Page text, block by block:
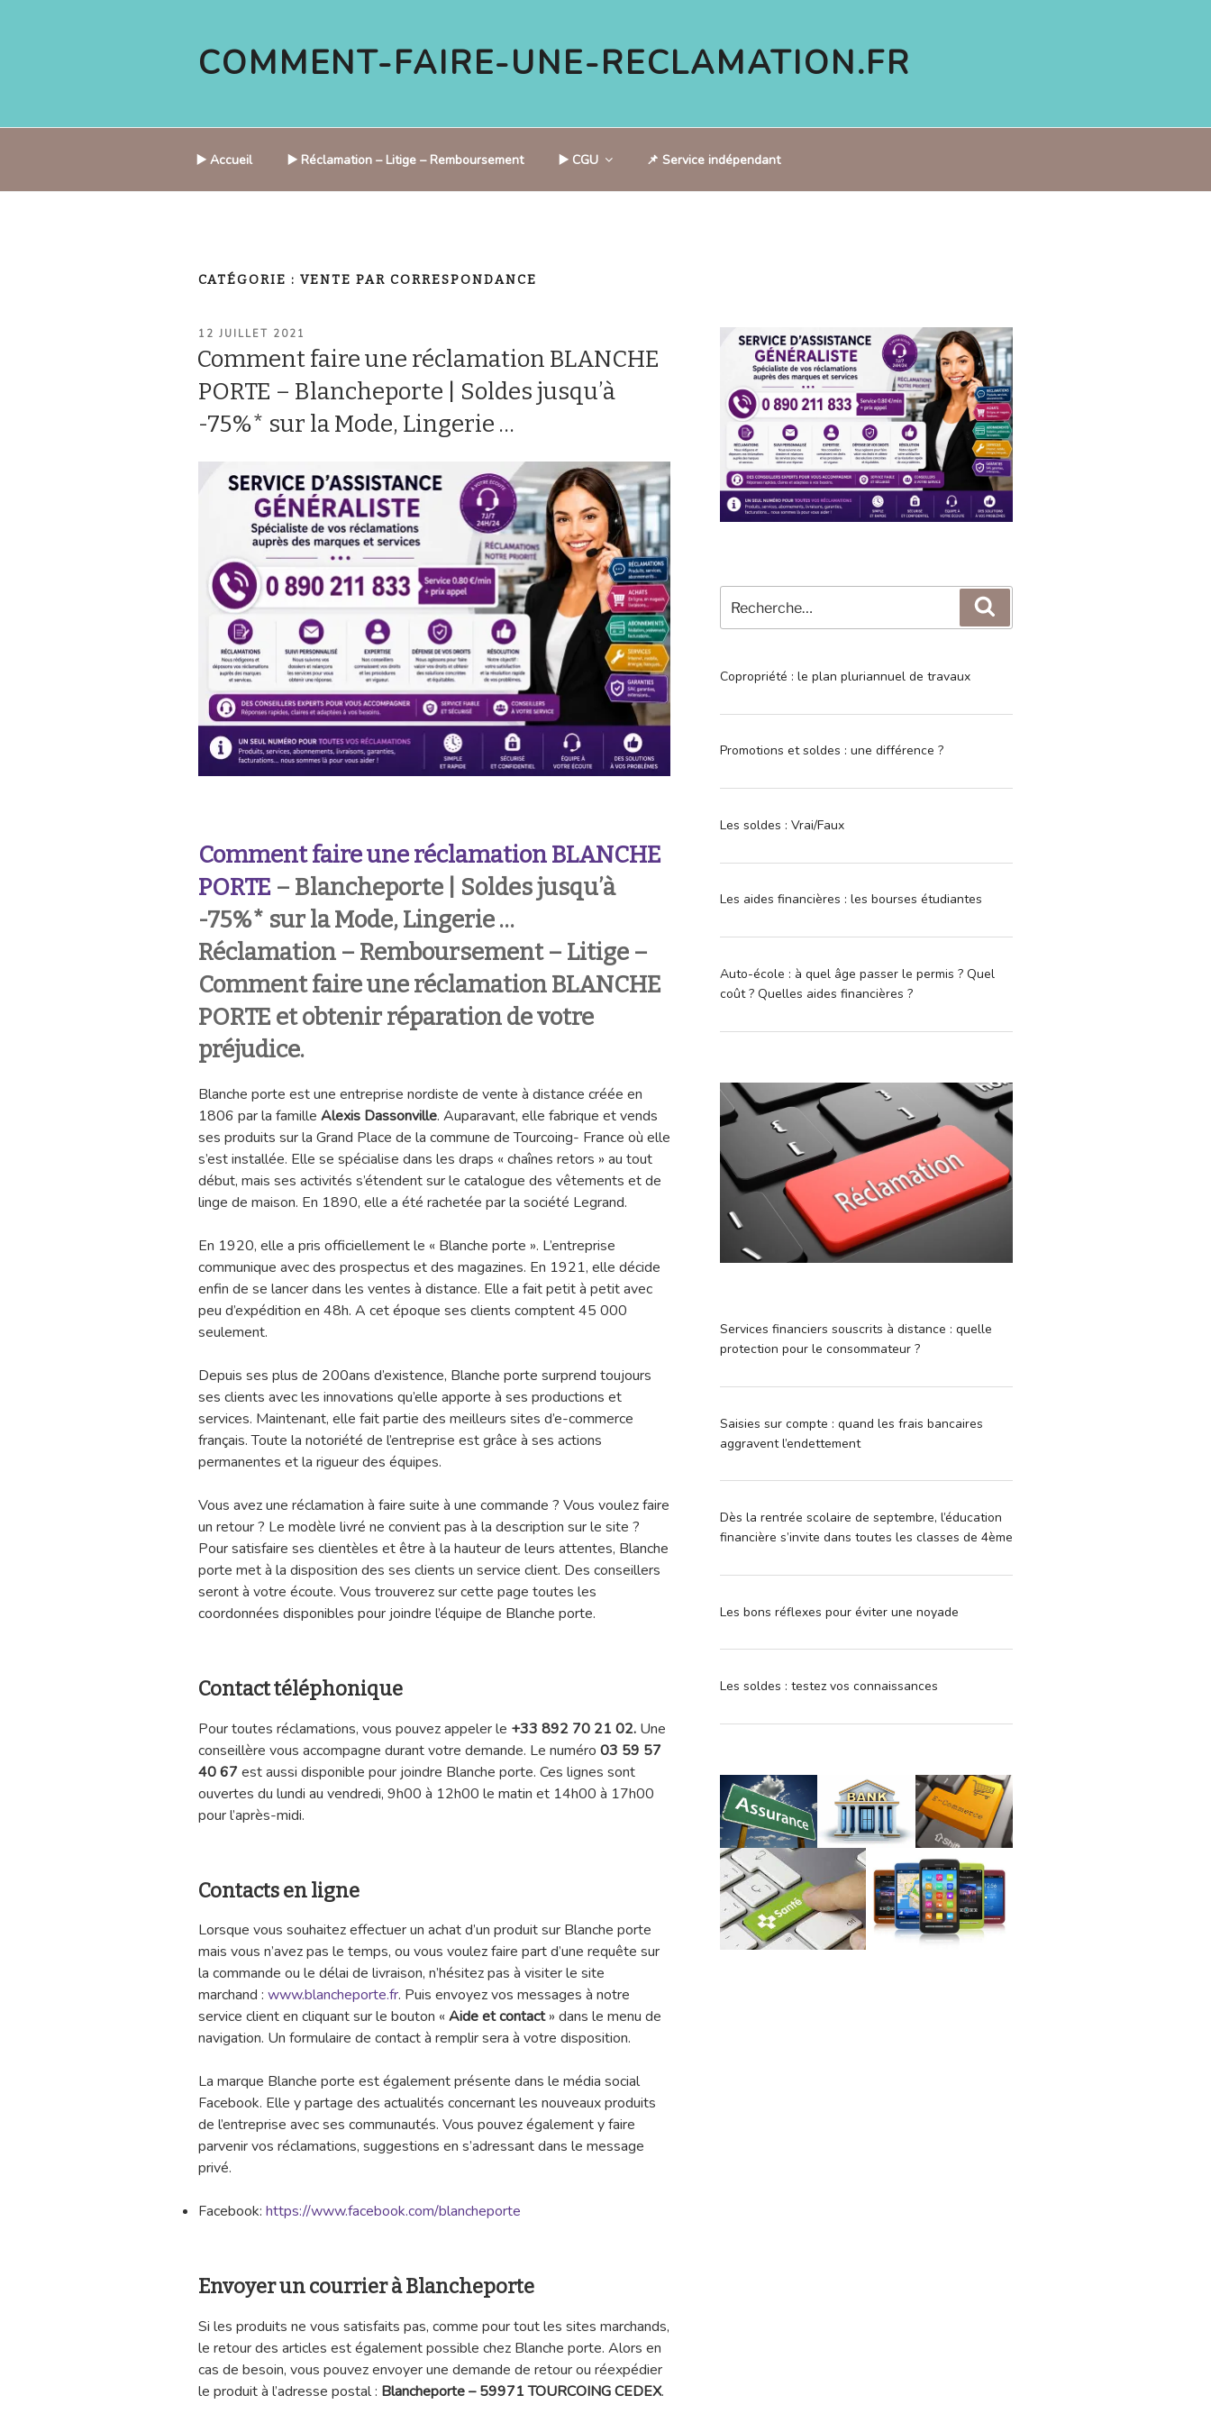
COMMENT-FAIRE-UNE-RECLAMATION.FR
▶️ Accueil ▶️ Réclamation – Litige – Remboursement ▶️ CGU 📌 Service indépendant
CATÉGORIE : VENTE PAR CORRESPONDANCE
PUBLIÉ
12 JUILLET 2021
Comment faire une réclamation BLANCHE
PORTE – Blancheporte | Soldes jusqu’à
-75%* sur la Mode, Lingerie …
Comment faire une réclamationBLANCHE
PORTE – Blancheporte | Soldes jusqu’à
-75%* sur la Mode, Lingerie …
Réclamation – Remboursement – Litige –
Comment faire une réclamation BLANCHE
PORTE et obtenir réparation de votre
préjudice.
Blanche porte est une entreprise nordiste de vente à distance créée en
1806 par la famille Alexis Dassonville. Auparavant, elle fabrique et vends
ses produits sur la Grand Place de la commune de Tourcoing- France où elle
s’est installée. Elle se spécialise dans les draps « chaînes retors » au tout
début, mais ses activités s’étendent sur le catalogue des vêtements et de
linge de maison. En 1890, elle a été rachetée par la société Legrand.
En 1920, elle a pris officiellement le « Blanche porte ». L’entreprise
communique avec des prospectus et des magazines. En 1921, elle décide
enfin de se lancer dans les ventes à distance. Elle a fait petit à petit avec
peu d’expédition en 48h. A cet époque ses clients comptent 45 000
seulement.
Depuis ses plus de 200ans d’existence, Blanche porte surprend toujours
ses clients avec les innovations qu’elle apporte à ses productions et
services. Maintenant, elle fait partie des meilleurs sites d’e-commerce
français. Toute la notoriété de l’entreprise est grâce à ses actions
permanentes et la rigueur des équipes.
Vous avez une réclamation à faire suite à une commande ? Vous voulez faire
un retour ? Le modèle livré ne convient pas à la description sur le site ?
Pour satisfaire ses clientèles et être à la hauteur de leurs attentes, Blanche
porte met à la disposition des ses clients un service client. Des conseillers
seront à votre écoute. Vous trouverez sur cette page toutes les
coordonnées disponibles pour joindre l’équipe de Blanche porte.
Contact téléphonique
Pour toutes réclamations, vous pouvez appeler le +33 892 70 21 02. Une
conseillère vous accompagne durant votre demande. Le numéro 03 59 57
40 67est aussi disponible pour joindre Blanche porte. Ces lignes sont
ouvertes du lundi au vendredi, 9h00 à 12h00 le matin et 14h00 à 17h00
pour l’après-midi.
Contacts en ligne
Lorsque vous souhaitez effectuer un achat d’un produit sur Blanche porte
mais vous n’avez pas le temps, ou vous voulez faire part d’une requête sur
la commande ou le délai de livraison, n’hésitez pas à visiter le site
marchand : www.blancheporte.fr. Puis envoyez vos messages à notre
service client en cliquant sur le bouton « Aide et contact» dans le menu de
navigation. Un formulaire de contact à remplir sera à votre disposition.
La marque Blanche porte est également présente dans le média social
Facebook. Elle y partage des actualités concernant les nouveaux produits
de l’entreprise avec ses communautés. Vous pouvez également y faire
parvenir vos réclamations, suggestions en s’adressant dans le message
privé.
Facebook: https://www.facebook.com/blancheporte
Envoyer un courrier à Blancheporte
Si les produits ne vous satisfaits pas, comme pour tout les sites marchands,
le retour des articles est également possible chez Blanche porte. Alors en
cas de besoin, vous pouvez envoyer une demande de retour ou réexpédier
le produit à l’adresse postal : Blancheporte – 59971 TOURCOING CEDEX.
pour
:
Copropriété : le plan pluriannuel de travaux
Promotions et soldes : une différence ?
Les soldes : Vrai/Faux
Les aides financières : les bourses étudiantes
Auto-école : à quel âge passer le permis ? Quel
coût ? Quelles aides financières ?
Services financiers souscrits à distance : quelle
protection pour le consommateur ?
Saisies sur compte : quand les frais bancaires
aggravent l’endettement
Dès la rentrée scolaire de septembre, l’éducation
financière s’invite dans toutes les classes de 4ème
Les bons réflexes pour éviter une noyade
Les soldes : testez vos connaissances